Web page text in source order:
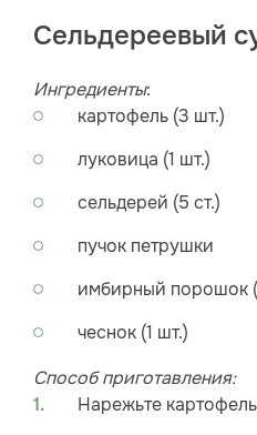
Сельдереевый
Ингредиенты:
картофель (3 шт.)
луковица (1 шт.)
сельдерей (5 ст.)
пучок петрушки
имбирный порошок
чеснок (1 шт.)
Способ приготавления:
Нарежьте